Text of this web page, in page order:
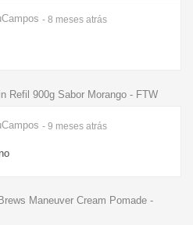
- 8 meses atrás
Refil 900g Sabor Morango - FTW
- 9 meses atrás
Maneuver Cream Pomade -